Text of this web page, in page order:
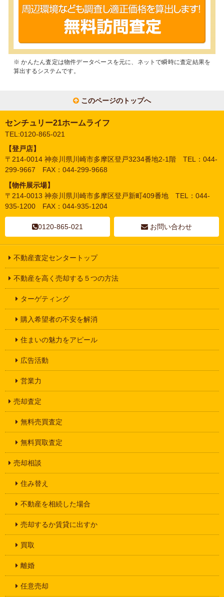
※ かんたん査定は物件データベースを元に、ネットで瞬時に査定結果を
算出するシステムです。
このページのトップへ
センチュリー21ホームライフ
TEL:0120-865-021
【登戸店】
〒214-0014 神奈川県川崎市多摩区登戸3234番地2-1階 TEL：044-
299-9667 FAX：044-299-9668
【物件展示場】
〒214-0013 神奈川県川崎市多摩区登戸新町409番地 TEL：044-
935-1200 FAX：044-935-1204
0120-865-021 お問い合わせ
不動産査定センタートップ
不動産を高く売却する５つの方法
ターゲティング
購入希望者の不安を解消
住まいの魅力をアピール
広告活動
営業力
売却査定
無料売買査定
無料買取査定
売却相談
住み替え
不動産を相続した場合
売却するか賃貸に出すか
買取
離婚
任意売却